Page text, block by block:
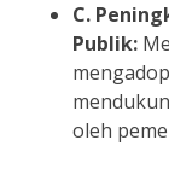
C.
Publik:
oleh